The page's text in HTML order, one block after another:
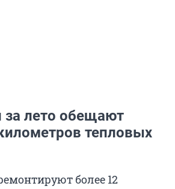
за лето обещают
тепловых
более 12